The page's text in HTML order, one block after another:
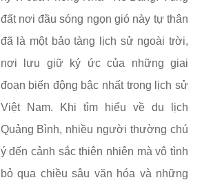
đất nơi đầu sóng ngọn gió này tự thân
đã là một bảo tàng lịch sử ngoài trời,
nơi lưu giữ ký ức của những giai
đoạn biến động bậc nhất trong lịch sử
Việt Nam. Khi tìm hiểu về du lịch
Quảng Bình, nhiều người thường chú
ý đến cảnh sắc thiên nhiên mà vô tình
bỏ qua chiều sâu văn hóa và những